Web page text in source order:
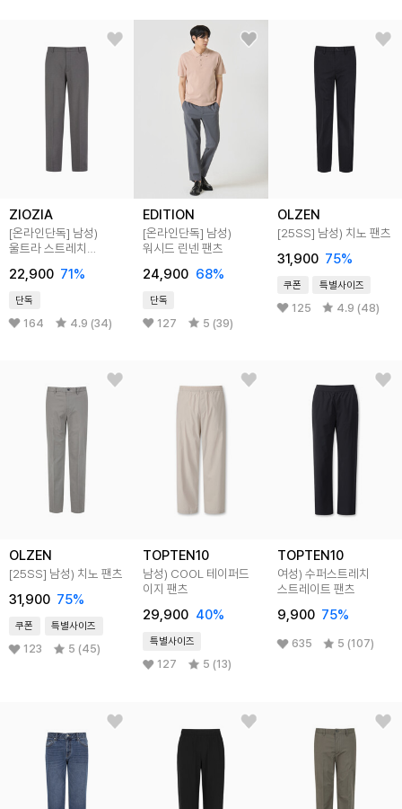
ZIOZIA
[온라인단독] 남성)
울트라 스트레치
22,900 71%
단독
164 4.9 (34)
EDITION
[온라인단독] 남성)
워시드 린넨 팬츠
24,900 68%
단독
127 5 (39)
OLZEN
[25SS] 남성) 치노 팬츠
31,900 75%
쿠폰 특별사이즈
125 4.9 (48)
OLZEN
[25SS] 남성) 치노 팬츠
31,900 75%
쿠폰 특별사이즈
123 5 (45)
TOPTEN10
남성) COOL 테이퍼드
이지 팬츠
29,900 40%
특별사이즈
127 5 (13)
TOPTEN10
여성) 수퍼스트레치
스트레이트 팬츠
9,900 75%
635 5 (107)